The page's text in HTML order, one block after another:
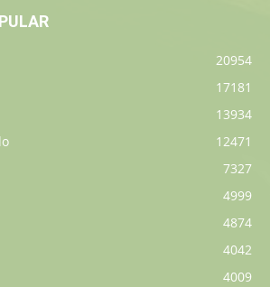
20954
17181
13934
12471
7327
4999
4874
4042
4009